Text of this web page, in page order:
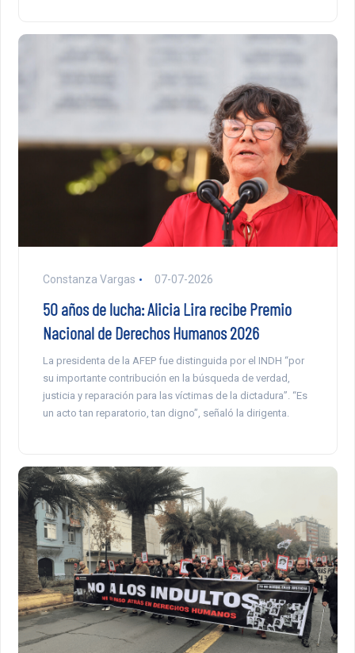
Constanza Vargas 07-07-2026
50 años de lucha: Alicia Lira recibe Premio
Nacional de Derechos Humanos 2026
La presidenta de la AFEP fue distinguida por el INDH “por
su importante contribución en la búsqueda de verdad,
justicia y reparación para las víctimas de la dictadura”. “Es
un acto tan reparatorio, tan digno”, señaló la dirigenta.